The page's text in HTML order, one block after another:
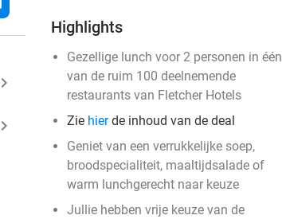
keyboard_arrow_right
keyboard_arrow_right
Highlights
Gezellige lunch voor 2 personen in één
van de ruim 100 deelnemende
restaurants van Fletcher Hotels
Zie hierde inhoud van de deal
Geniet van een verrukkelijke soep,
broodspecialiteit, maaltijdsalade of
warm lunchgerecht naar keuze
Jullie hebben vrije keuze van de